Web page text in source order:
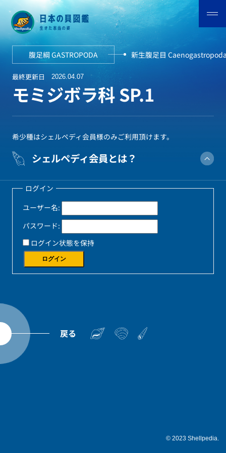
腹足綱 GASTROPODA 新生腹足目
最終更新日 2026.04.07
モミジボラ科 SP.1
希少種はシェルペディ会員様のみご利用頂けます。
シェルペディ会員とは？
ログイン
ユーザー名:
パスワード:
ログイン状態を保持
ログイン
© 2023 Shellpedia.
戻る